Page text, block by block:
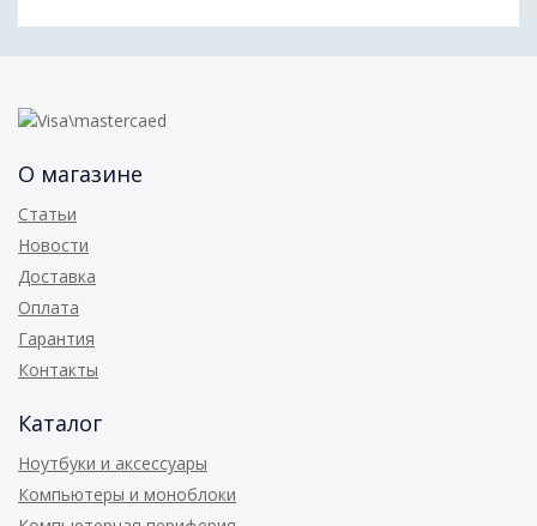
О магазине
Статьи
Новости
Доставка
Оплата
Гарантия
Контакты
Каталог
Ноутбуки и аксессуары
Компьютеры и моноблоки